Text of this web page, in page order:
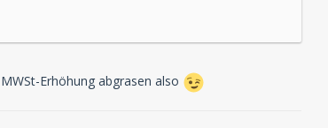
Erhöhung abgrasen also